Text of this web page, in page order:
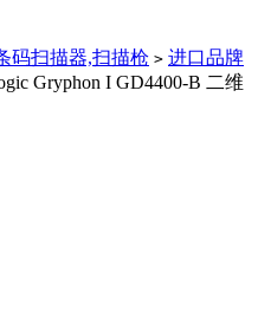
码扫描器,扫描枪 > 进口品牌
Gryphon I GD4400-B 二维